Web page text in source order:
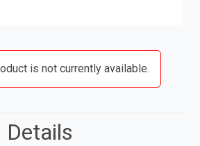
is not currently available.